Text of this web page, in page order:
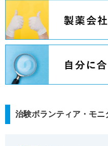
治験ボランティア・モニ